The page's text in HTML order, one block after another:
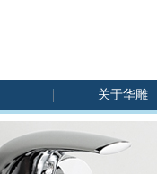
关于华雕